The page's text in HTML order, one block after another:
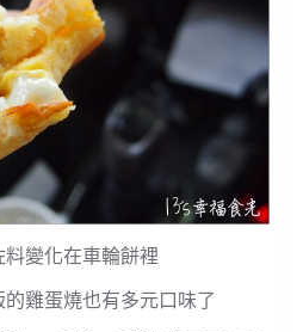
變化在車輪餅裡
雞蛋燒也有多元口味了